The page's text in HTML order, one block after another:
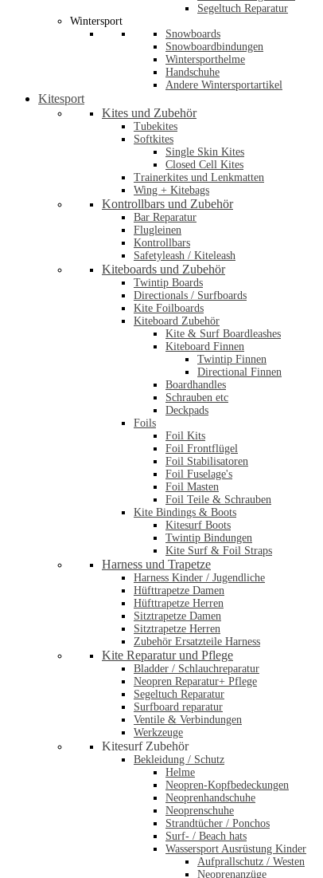
Segeltuch Reparatur
Wintersport
Snowboards
Snowboardbindungen
Wintersporthelme
Handschuhe
Andere Wintersportartikel
Kitesport
Kites und Zubehör
Tubekites
Softkites
Single Skin Kites
Closed Cell Kites
Trainerkites und Lenkmatten
Wing + Kitebags
Kontrollbars und Zubehör
Bar Reparatur
Flugleinen
Kontrollbars
Safetyleash / Kiteleash
Kiteboards und Zubehör
Twintip Boards
Directionals / Surfboards
Kite Foilboards
Kiteboard Zubehör
Kite & Surf Boardleashes
Kiteboard Finnen
Twintip Finnen
Directional Finnen
Boardhandles
Schrauben etc
Deckpads
Foils
Foil Kits
Foil Frontflügel
Foil Stabilisatoren
Foil Fuselage's
Foil Masten
Foil Teile & Schrauben
Kite Bindings & Boots
Kitesurf Boots
Twintip Bindungen
Kite Surf & Foil Straps
Harness und Trapetze
Harness Kinder / Jugendliche
Hüfttrapetze Damen
Hüfttrapetze Herren
Sitztrapetze Damen
Sitztrapetze Herren
Zubehör Ersatzteile Harness
Kite Reparatur und Pflege
Bladder / Schlauchreparatur
Neopren Reparatur+ Pflege
Segeltuch Reparatur
Surfboard reparatur
Ventile & Verbindungen
Werkzeuge
Kitesurf Zubehör
Bekleidung / Schutz
Helme
Neopren-Kopfbedeckungen
Neoprenhandschuhe
Neoprenschuhe
Strandtücher / Ponchos
Surf- / Beach hats
Wassersport Ausrüstung Kinder
Aufprallschutz / Westen
Neoprenanzüge